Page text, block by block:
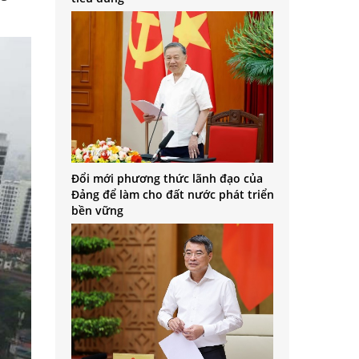
Đổi mới phương thức lãnh đạo của
Đảng để làm cho đất nước phát triển
bền vững